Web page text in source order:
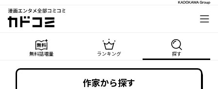
漫画エンタメ全部コミコミ
カドコミ
無料話増量 ランキング 探す
作家から探す